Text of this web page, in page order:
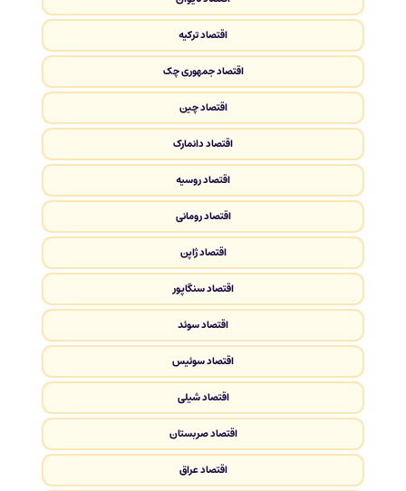
اقتصاد ترکیه
اقتصاد جمهوری چک
اقتصاد چین
اقتصاد دانمارک
اقتصاد روسیه
اقتصاد رومانی
اقتصاد ژاپن
اقتصاد سنگاپور
اقتصاد سوئد
اقتصاد سوئیس
اقتصاد شیلی
اقتصاد صربستان
اقتصاد عراق